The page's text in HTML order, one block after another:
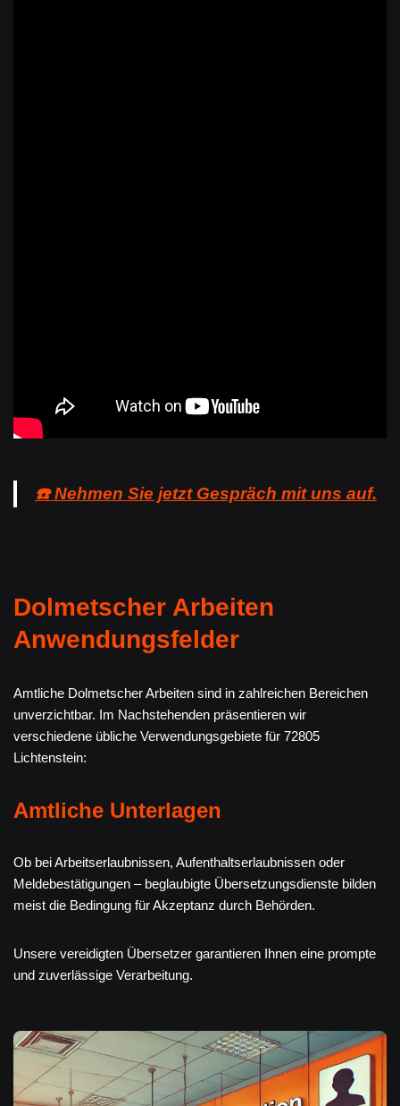
☎️ Nehmen Sie jetzt Gespräch mit uns auf.
Dolmetscher Arbeiten
Anwendungsfelder
Amtliche Dolmetscher Arbeiten sind in zahlreichen Bereichen
unverzichtbar. Im Nachstehenden präsentieren wir
verschiedene übliche Verwendungsgebiete für 72805
Lichtenstein:
Amtliche Unterlagen
Ob bei Arbeitserlaubnissen, Aufenthaltserlaubnissen oder
Meldebestätigungen – beglaubigte Übersetzungsdienste bilden
meist die Bedingung für Akzeptanz durch Behörden.
Unsere vereidigten Übersetzer garantieren Ihnen eine prompte
und zuverlässige Verarbeitung.